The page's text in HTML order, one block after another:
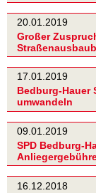
20.01.2019
Großer
17.01.2019
Bedburg-Hauer
umwandeln
09.01.2019
SPD Bedburg-
16.12.2018